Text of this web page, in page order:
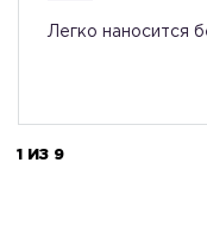
Легко наносится
1 ИЗ 9